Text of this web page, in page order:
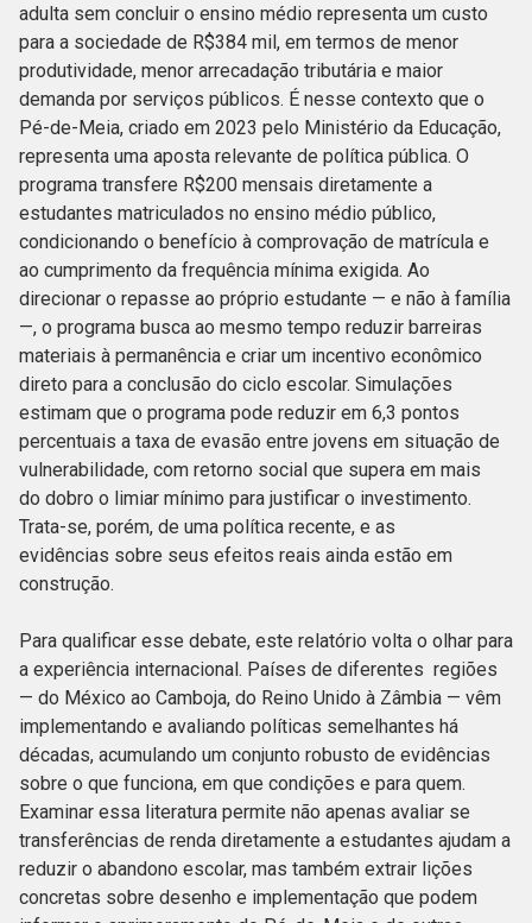
adulta sem concluir o ensino médio representa um custo
para a sociedade de R$384 mil, em termos de menor
produtividade, menor arrecadação tributária e maior
demanda por serviços públicos. É nesse contexto que o
Pé-de-Meia, criado em 2023 pelo Ministério da Educação,
representa uma aposta relevante de política pública. O
programa transfere R$200 mensais diretamente a
estudantes matriculados no ensino médio público,
condicionando o benefício à comprovação de matrícula e
ao cumprimento da frequência mínima exigida. Ao
direcionar o repasse ao próprio estudante — e não à família
—, o programa busca ao mesmo tempo reduzir barreiras
materiais à permanência e criar um incentivo econômico
direto para a conclusão do ciclo escolar. Simulações
estimam que o programa pode reduzir em 6,3 pontos
percentuais a taxa de evasão entre jovens em situação de
vulnerabilidade, com retorno social que supera em mais
do dobro o limiar mínimo para justificar o investimento.
Trata-se, porém, de uma política recente, e as
evidências sobre seus efeitos reais ainda estão em
construção.
Para qualificar esse debate, este relatório volta o olhar para
a experiência internacional. Países de diferentes regiões
— do México ao Camboja, do Reino Unido à Zâmbia — vêm
implementando e avaliando políticas semelhantes há
décadas, acumulando um conjunto robusto de evidências
sobre o que funciona, em que condições e para quem.
Examinar essa literatura permite não apenas avaliar se
transferências de renda diretamente a estudantes ajudam a
reduzir o abandono escolar, mas também extrair lições
concretas sobre desenho e implementação que podem